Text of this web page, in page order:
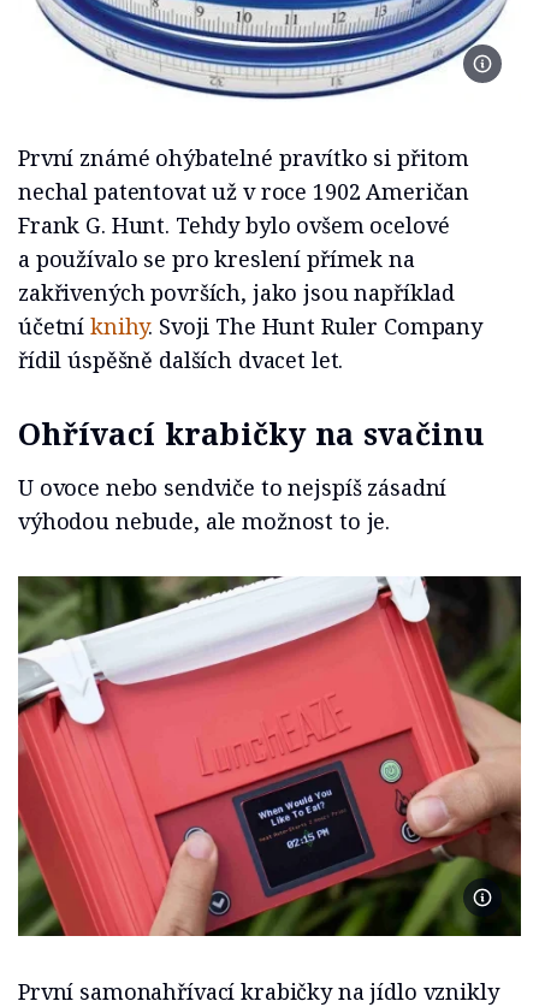
Foto
První známé ohýbatelné pravítko si přitom
nechal patentovat už v roce 1902 Američan
Frank G. Hunt. Tehdy bylo ovšem ocelové
a používalo se pro kreslení přímek na
zakřivených površích, jako jsou například
účetní knihy. Svoji The Hunt Ruler Company
řídil úspěšně dalších dvacet let.
Ohřívací krabičky na svačinu
U ovoce nebo sendviče to nejspíš zásadní
výhodou nebude, ale možnost to je.
První samonahřívací krabičky na jídlo vznikly